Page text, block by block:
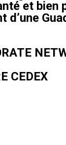
et bien
d’une
CEDEX